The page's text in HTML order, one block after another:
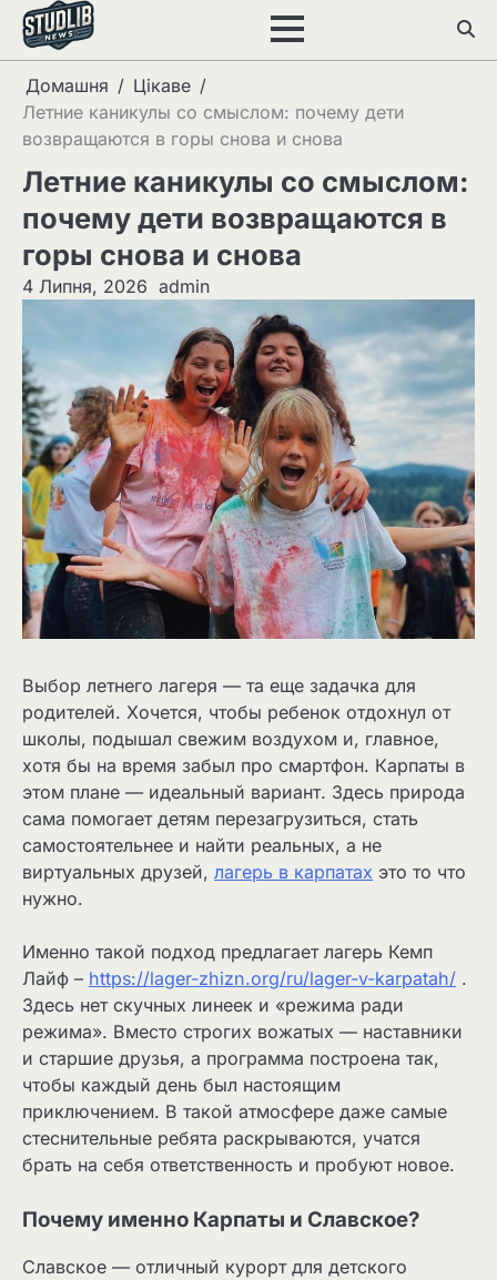
Перейти
вмісту
Домашня
Цікаве
Летние каникулы со смыслом: почему дети
возвращаются в горы снова и снова
Летние каникулы со смыслом:
почему дети возвращаются в
горы снова и снова
4 Липня, 2026 admin
Выбор летнего лагеря — та еще задачка для
родителей. Хочется, чтобы ребенок отдохнул от
школы, подышал свежим воздухом и, главное,
хотя бы на время забыл про смартфон. Карпаты в
этом плане — идеальный вариант. Здесь природа
сама помогает детям перезагрузиться, стать
самостоятельнее и найти реальных, а не
виртуальных друзей, лагерь в карпатах это то что
нужно.
Именно такой подход предлагает лагерь Кемп
Лайф – https://lager-zhizn.org/ru/lager-v-karpatah/ .
Здесь нет скучных линеек и «режима ради
режима». Вместо строгих вожатых — наставники
и старшие друзья, а программа построена так,
чтобы каждый день был настоящим
приключением. В такой атмосфере даже самые
стеснительные ребята раскрываются, учатся
брать на себя ответственность и пробуют новое.
Почему именно Карпаты и Славское?
Славское — отличный курорт для детского